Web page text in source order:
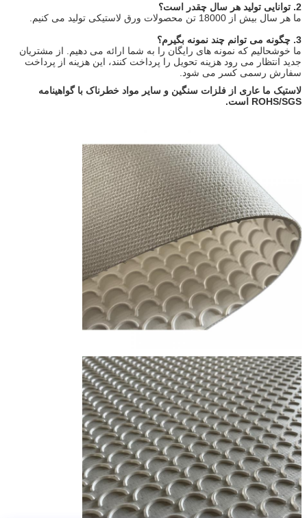
2. توانایی تولید هر سال چقدر است؟
ما هر سال بیش از 18000 تن محصولات ورق لاستیکی تولید می کنیم.
3. چگونه می توانم چند نمونه بگیرم؟
ما خوشحالیم که نمونه های رایگان را به شما ارائه می دهیم. از مشتریان
جدید انتظار می رود هزینه تحویل را پرداخت کنند، این هزینه از پرداخت
سفارش رسمی کسر می شود.
لاستیک ما عاری از فلزات سنگین و سایر مواد خطرناک با گواهینامه
ROHS/SGS است.